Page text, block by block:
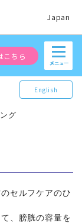
Japan
こちら
English
グ
セルフケアのひ
、膀胱の容量を